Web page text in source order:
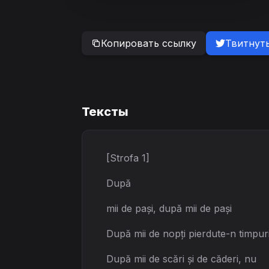
Копировать ссылку
Тексты
[Strofa 1]
După
mii de pași, după mii de pași
După mii de nopți pierdute-n
După mii de scări și de căderi, nu